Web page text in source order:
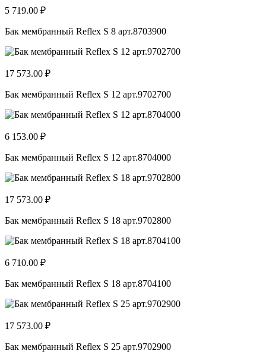
5 719.00 ₽
Бак мембранный Reflex S 8 арт.8703900
17 573.00 ₽
Бак мембранный Reflex S 12 арт.9702700
6 153.00 ₽
Бак мембранный Reflex S 12 арт.8704000
17 573.00 ₽
Бак мембранный Reflex S 18 арт.9702800
6 710.00 ₽
Бак мембранный Reflex S 18 арт.8704100
17 573.00 ₽
Бак мембранный Reflex S 25 арт.9702900